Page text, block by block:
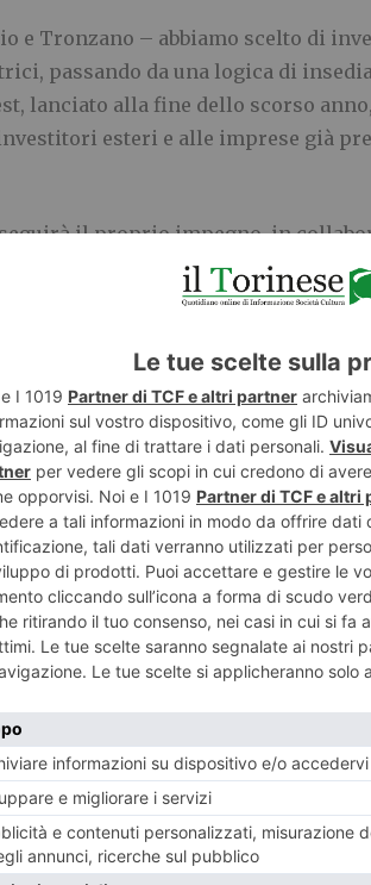
e Tronzano – abbiamo scelto di
passando da una logica di
lanciato alla fine dello scorso
esteri e alle imprese già
il proprio impegno, in
i punti di forza emersi e
e al rafforzamento della
e Tronzano – confermano che la
crescono e costruiscono valore
TWITTER
RECENTI